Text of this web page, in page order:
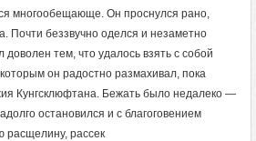
многообещающе. Он проснулся рано,
Почти беззвучно оделся и незаметно
тем, что удалось взять с собой
он радостно размахивал, пока
Кунгсклюфтана. Бежать было недалеко —
остановился и с благоговением
расщелину, рассек